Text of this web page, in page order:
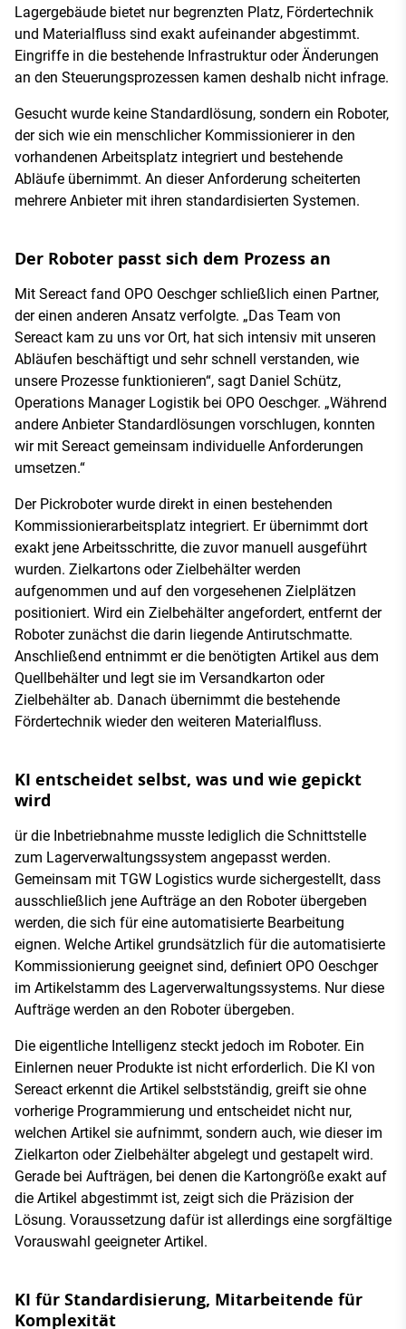
Lagergebäude bietet nur begrenzten Platz, Fördertechnik
und Materialfluss sind exakt aufeinander abgestimmt.
Eingriffe in die bestehende Infrastruktur oder Änderungen
an den Steuerungsprozessen kamen deshalb nicht infrage.
Gesucht wurde keine Standardlösung, sondern ein Roboter,
der sich wie ein menschlicher Kommissionierer in den
vorhandenen Arbeitsplatz integriert und bestehende
Abläufe übernimmt. An dieser Anforderung scheiterten
mehrere Anbieter mit ihren standardisierten Systemen.
Der Roboter passt sich dem Prozess an
Mit Sereact fand OPO Oeschger schließlich einen Partner,
der einen anderen Ansatz verfolgte. „Das Team von
Sereact kam zu uns vor Ort, hat sich intensiv mit unseren
Abläufen beschäftigt und sehr schnell verstanden, wie
unsere Prozesse funktionieren“, sagt Daniel Schütz,
Operations Manager Logistik bei OPO Oeschger. „Während
andere Anbieter Standardlösungen vorschlugen, konnten
wir mit Sereact gemeinsam individuelle Anforderungen
umsetzen.“
Der Pickroboter wurde direkt in einen bestehenden
Kommissionierarbeitsplatz integriert. Er übernimmt dort
exakt jene Arbeitsschritte, die zuvor manuell ausgeführt
wurden. Zielkartons oder Zielbehälter werden
aufgenommen und auf den vorgesehenen Zielplätzen
positioniert. Wird ein Zielbehälter angefordert, entfernt der
Roboter zunächst die darin liegende Antirutschmatte.
Anschließend entnimmt er die benötigten Artikel aus dem
Quellbehälter und legt sie im Versandkarton oder
Zielbehälter ab. Danach übernimmt die bestehende
Fördertechnik wieder den weiteren Materialfluss.
KI entscheidet selbst, was und wie gepickt
wird
ür die Inbetriebnahme musste lediglich die Schnittstelle
zum Lagerverwaltungssystem angepasst werden.
Gemeinsam mit TGW Logistics wurde sichergestellt, dass
ausschließlich jene Aufträge an den Roboter übergeben
werden, die sich für eine automatisierte Bearbeitung
eignen. Welche Artikel grundsätzlich für die automatisierte
Kommissionierung geeignet sind, definiert OPO Oeschger
im Artikelstamm des Lagerverwaltungssystems. Nur diese
Aufträge werden an den Roboter übergeben.
Die eigentliche Intelligenz steckt jedoch im Roboter. Ein
Einlernen neuer Produkte ist nicht erforderlich. Die KI von
Sereact erkennt die Artikel selbstständig, greift sie ohne
vorherige Programmierung und entscheidet nicht nur,
welchen Artikel sie aufnimmt, sondern auch, wie dieser im
Zielkarton oder Zielbehälter abgelegt und gestapelt wird.
Gerade bei Aufträgen, bei denen die Kartongröße exakt auf
die Artikel abgestimmt ist, zeigt sich die Präzision der
Lösung. Voraussetzung dafür ist allerdings eine sorgfältige
Vorauswahl geeigneter Artikel.
KI für Standardisierung, Mitarbeitende für
Komplexität